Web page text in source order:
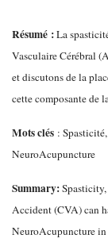
Résumé :La
Vasculaire Cérébral
et discutons de la
cette composante de
Mots clés :
NeuroAcupuncture
Summary:
Accident (CVA) can
NeuroAcupuncture in